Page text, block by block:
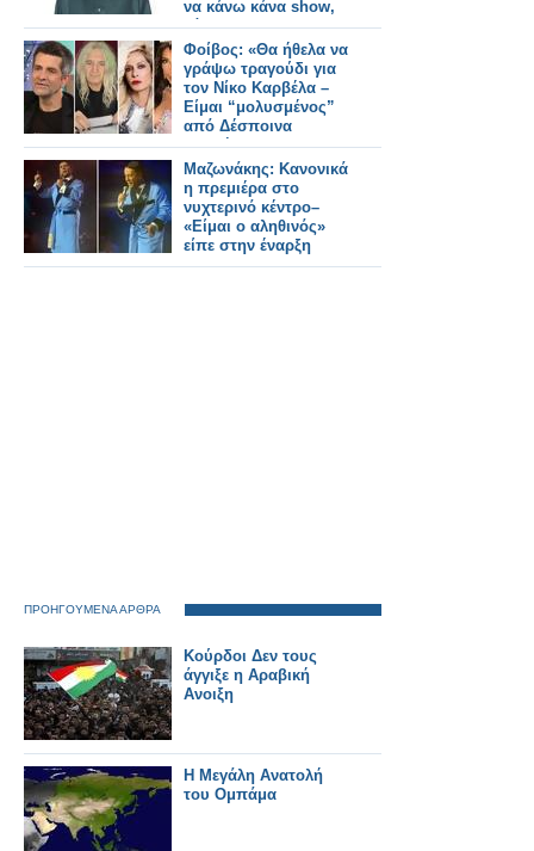
να κάνω κάνα show,
κάποιες late night…»
Φοίβος: «Θα ήθελα να
γράψω τραγούδι για
τον Νίκο Καρβέλα –
Είμαι “μολυσμένος”
από Δέσποινα
Βανδή»
Μαζωνάκης: Κανονικά
η πρεμιέρα στο
νυχτερινό κέντρο–
«Είμαι ο αληθινός»
είπε στην έναρξη
ΠΡΟΗΓΟΥΜΕΝΑ ΑΡΘΡΑ
Κούρδοι Δεν τους
άγγιξε η Αραβική
Ανοιξη
Η Μεγάλη Ανατολή
του Ομπάμα